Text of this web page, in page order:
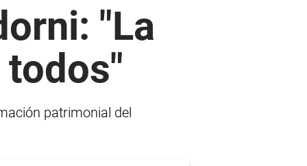
"La
patrimonial del